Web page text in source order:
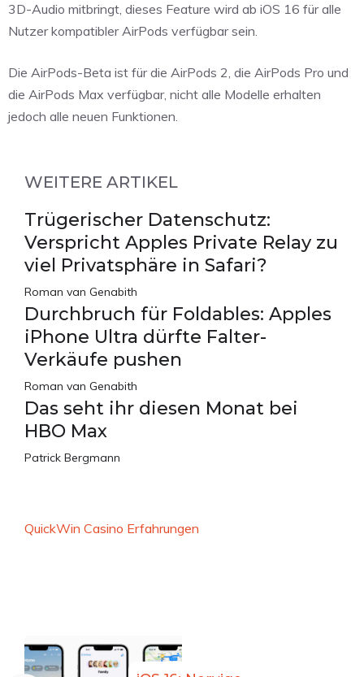
3D-Audio mitbringt, dieses Feature wird ab iOS 16 für alle
Nutzer kompatibler AirPods verfügbar sein.
Die AirPods-Beta ist für die AirPods 2, die AirPods Pro und
die AirPods Max verfügbar, nicht alle Modelle erhalten
jedoch alle neuen Funktionen.
WEITERE ARTIKEL
Trügerischer Datenschutz:
Verspricht Apples Private Relay zu
viel Privatsphäre in Safari?
Roman van Genabith
Durchbruch für Foldables: Apples
iPhone Ultra dürfte Falter-
Verkäufe pushen
Roman van Genabith
Das seht ihr diesen Monat bei
HBO Max
Patrick Bergmann
QuickWin Casino Erfahrungen